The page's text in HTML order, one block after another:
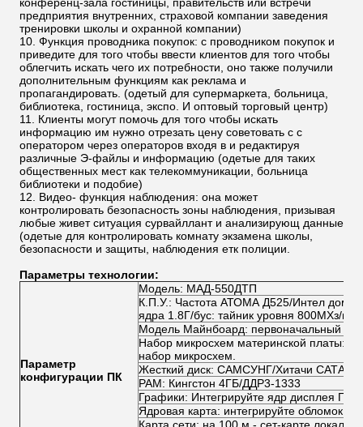
предприятия внутренних, страховой компании заведения
тренировки школы и охранной компании)
Функция проводника покупок: с проводником покупок и
приведите для того чтобы ввести клиентов для того чтобы
облегчить искать чего их потребности, оно также получили
дополнительным функциям как реклама и
пропагандировать. (одетый для супермаркета, больница,
библиотека, гостиница, экспо. И оптовый торговый центр)
Клиенты могут помочь для того чтобы искать
информацию им нужно отрезать цену советовать с с
оператором через операторов входя в и редактируя
различные Э-файлы и информацию (одетые для таких
общественных мест как телекоммуникации, больница
библиотеки и подобие)
Видео- функция наблюдения: она может
контролировать безопасность зоны наблюдения, призывая
любые живет ситуация сурвайллант и анализирующ данные
(одетые для контролировать комнату экзамена школы,
безопасности и защиты, наблюдения етк полиции.
Параметры технологии:
Параметр
конфигурации ПК
Модель: МАД-550ДТП
К.П.У.: Частота АТОМА Д525/Интел
ядра 1.8Г/бус: тайник уровня 800МХз/
Модель Майнбоард: первоначальный
Набор микросхем материнской платы:
набор микросхем.
Жесткий диск: САМСУНГ/Хитачи
РАМ: Кингстон 4ГБ/ДДР3-1333
Графики: Интегрируйте ядр дисплея
Ядровая карта: интегрируйте обломок